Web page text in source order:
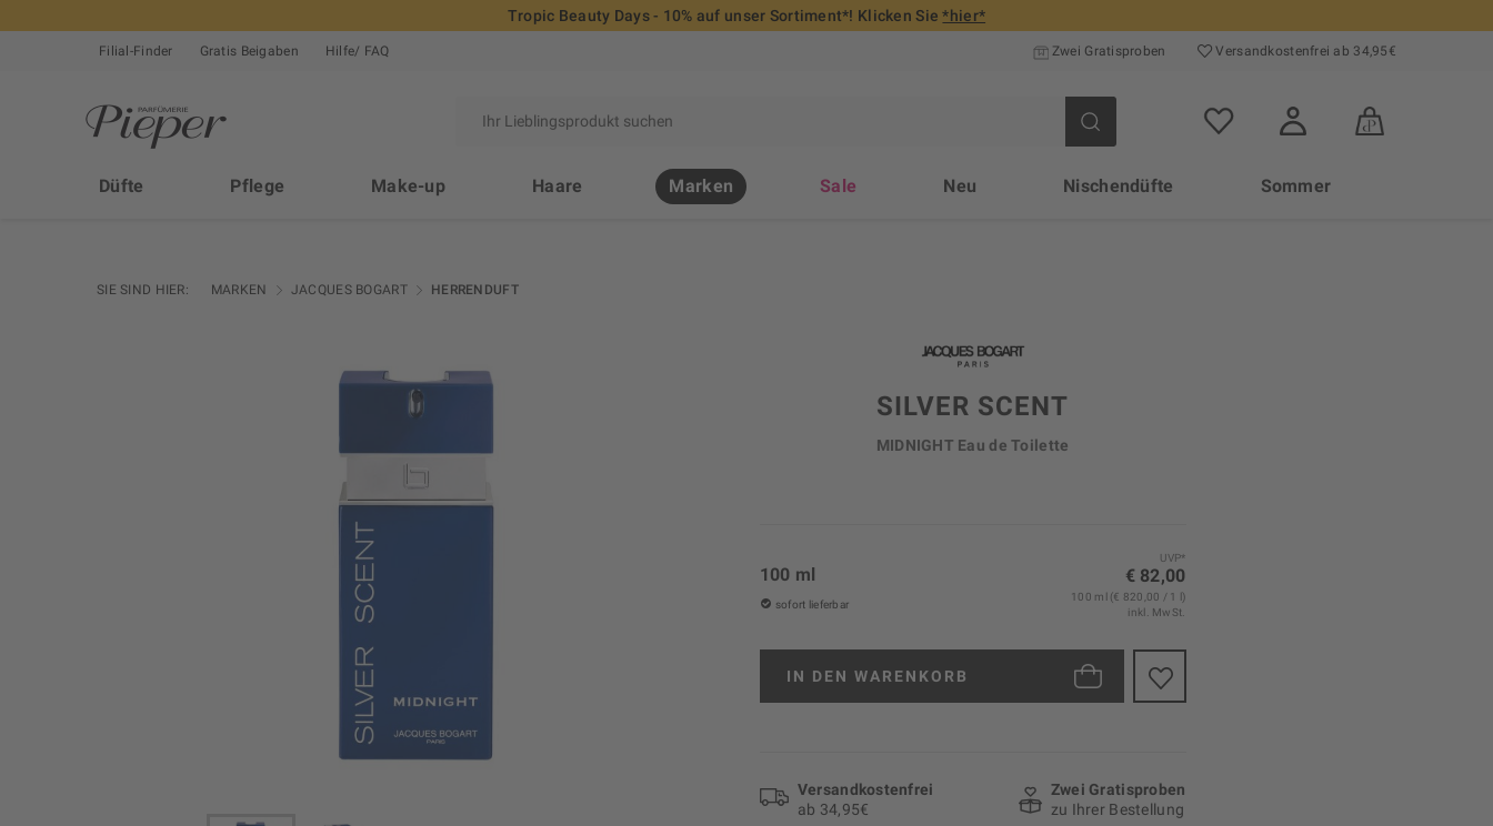
Tropic Beauty Days - 10% auf unser Sortiment*! Klicken Sie*hier*
Filial-Finder Gratis Beigaben Hilfe/ FAQ Zwei Gratisproben Versand­kosten­frei ab 34,95€
Düfte Pflege Make-up Haare Marken Sale Neu Nischendüfte Sommer
SIE SIND HIER: MARKEN JACQUES BOGART HERRENDUFT
SILVER SCENT
MIDNIGHT Eau de Toilette
UVP*
€ 82,00
100 ml
sofort lieferbar
100 ml (€ 820,00 / 1 l)
inkl. MwSt.
IN DEN WARENKORB
Versand­kosten­frei
ab 34,95€
Zwei Gratisproben
zu Ihrer Bestellung